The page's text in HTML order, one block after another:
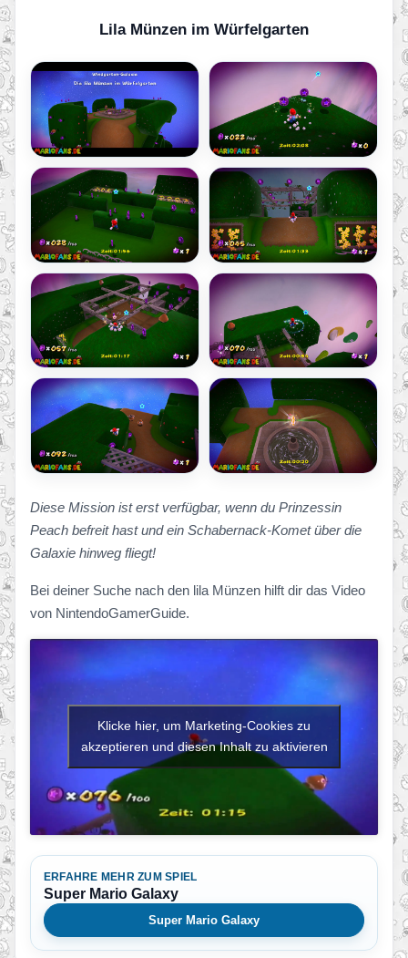
Lila Münzen im Würfelgarten
Diese Mission ist erst verfügbar, wenn du Prinzessin
Peach befreit hast und ein Schabernack-Komet über die
Galaxie hinweg fliegt!
Bei deiner Suche nach den lila Münzen hilft dir das Video
von NintendoGamerGuide.
Klicke hier, um Marketing-Cookies zu
akzeptieren und diesen Inhalt zu aktivieren
ERFAHRE MEHR ZUM SPIEL
Super Mario Galaxy
Super Mario Galaxy